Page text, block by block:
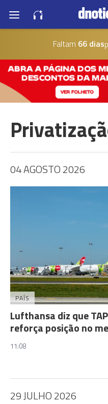
Faltam 66 dias
04 AGOSTO 2026
PAÍS
Lufthansa diz que
reforça posição no
11:08
29 JULHO 2026